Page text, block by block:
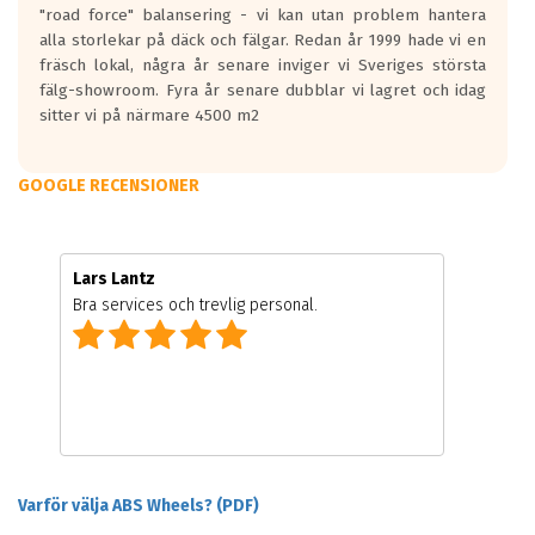
"road force" balansering - vi kan utan problem hantera
alla storlekar på däck och fälgar. Redan år 1999 hade vi en
fräsch lokal, några år senare inviger vi Sveriges största
fälg-showroom. Fyra år senare dubblar vi lagret och idag
sitter vi på närmare 4500 m2
GOOGLE RECENSIONER
Lars Lantz
Bra services och trevlig personal.
Varför välja ABS Wheels? (PDF)